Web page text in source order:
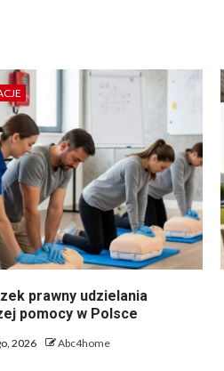
prawny udzielania
pomocy w Polsce
2026 Abc4home